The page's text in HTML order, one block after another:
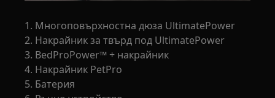
1. Многоповърхностна дюза UltimatePower
2. Накрайник за твърд под UltimatePower
3. BedProPower™ + накрайник
4. Накрайник PetPro
5. Батерия